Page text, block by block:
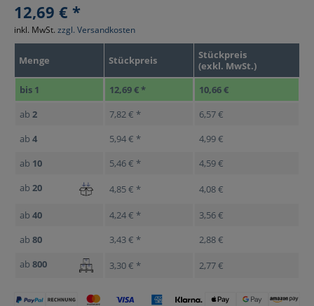
12,69 € *
Menge Stückpreis
Stückpreis
(exkl. MwSt.)
bis 1 12,69 € *
10,66 €
ab 2 7,82 € *
6,57 €
ab 4 5,94 € *
4,99 €
ab 10 5,46 € *
4,59 €
ab 20 4,85 € * 4,08 €
ab 40 4,24 € *
3,56 €
ab 80 3,43 € *
2,88 €
ab 800 3,30 € * 2,77 €
inkl. MwSt. zzgl. Versandkosten